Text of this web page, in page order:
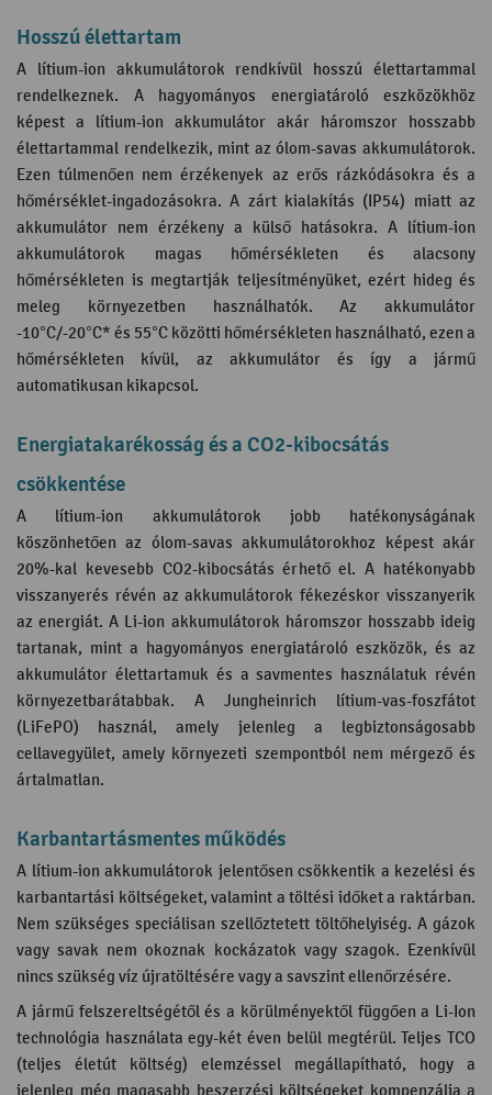
Hosszú élettartam
A lítium-ion akkumulátorok rendkívül hosszú élettartammal
rendelkeznek. A hagyományos energiatároló eszközökhöz
képest a lítium-ion akkumulátor akár háromszor hosszabb
élettartammal rendelkezik, mint az ólom-savas akkumulátorok.
Ezen túlmenően nem érzékenyek az erős rázkódásokra és a
hőmérséklet-ingadozásokra. A zárt kialakítás (IP54) miatt az
akkumulátor nem érzékeny a külső hatásokra. A lítium-ion
akkumulátorok magas hőmérsékleten és alacsony
hőmérsékleten is megtartják teljesítményüket, ezért hideg és
meleg környezetben használhatók. Az akkumulátor
-10°C/-20°C* és 55°C közötti hőmérsékleten használható, ezen a
hőmérsékleten kívül, az akkumulátor és így a jármű
automatikusan kikapcsol.
Energiatakarékosság és a CO2-kibocsátás
csökkentése
A lítium-ion akkumulátorok jobb hatékonyságának
köszönhetően az ólom-savas akkumulátorokhoz képest akár
20%-kal kevesebb CO2-kibocsátás érhető el. A hatékonyabb
visszanyerés révén az akkumulátorok fékezéskor visszanyerik
az energiát. A Li-ion akkumulátorok háromszor hosszabb ideig
tartanak, mint a hagyományos energiatároló eszközök, és az
akkumulátor élettartamuk és a savmentes használatuk révén
környezetbarátabbak. A Jungheinrich lítium-vas-foszfátot
(LiFePO) használ, amely jelenleg a legbiztonságosabb
cellavegyület, amely környezeti szempontból nem mérgező és
ártalmatlan.
Karbantartásmentes működés
A lítium-ion akkumulátorok jelentősen csökkentik a kezelési és
karbantartási költségeket, valamint a töltési időket a raktárban.
Nem szükséges speciálisan szellőztetett töltőhelyiség. A gázok
vagy savak nem okoznak kockázatok vagy szagok. Ezenkívül
nincs szükség víz újratöltésére vagy a savszint ellenőrzésére.
A jármű felszereltségétől és a körülményektől függően a Li-Ion
technológia használata egy-két éven belül megtérül. Teljes TCO
(teljes életút költség) elemzéssel megállapítható, hogy a
jelenleg még magasabb beszerzési költségeket kompenzálja a